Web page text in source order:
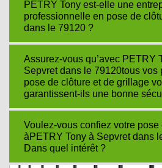
PETRY Tony est-elle une
professionnelle en pose de
dans le 79120 ?
Assurez-vous qu’avec PETRY
Sepvret dans le 79120tous vos
pose de clôture et de grillage
garantissent-ils une bonne
Voulez-vous confiez votre
àPETRY Tony à Sepvret dans
Dans quel intérêt ?